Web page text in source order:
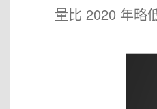
量比 2020 年略